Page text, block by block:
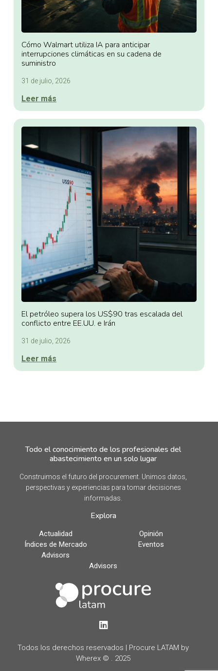
Cómo Walmart utiliza IA para anticipar
interrupciones climáticas en su cadena de
suministro
31 de julio, 2026
Leer más
El petróleo supera los US$90 tras escalada del
conflicto entre EE.UU. e Irán
31 de julio, 2026
Leer más
Todo el conocimiento de los profesionales del
abastecimiento en un solo lugar
Construimos el futuro del procurement. Unimos datos,
perspectivas y experiencias para tomar decisiones
informadas.
Explora
Actualidad
Opinión
Índices de Mercado
Eventos
Advisors
Advisors
LinkedIn
Todos los derechos reservados | Procure LATAM by
Wherex © . 2025